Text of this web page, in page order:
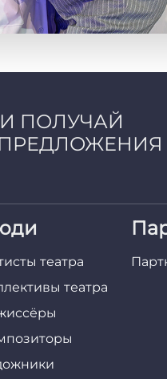
ПОЛУЧАЙ
театра
театра